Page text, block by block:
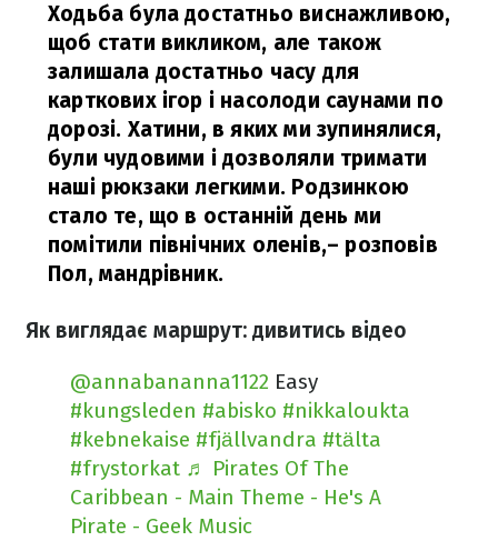
Ходьба була достатньо виснажливою,
щоб стати викликом, але також
залишала достатньо часу для
карткових ігор і насолоди саунами по
дорозі. Хатини, в яких ми зупинялися,
були чудовими і дозволяли тримати
наші рюкзаки легкими. Родзинкою
стало те, що в останній день ми
помітили північних оленів,– розповів
Пол, мандрівник.
Як виглядає маршрут: дивитись відео
@annabananna1122 Easy
#kungsleden #abisko #nikkaloukta
#kebnekaise #fjällvandra #tälta
#frystorkat ♬ Pirates Of The
Caribbean - Main Theme - He's A
Pirate - Geek Music